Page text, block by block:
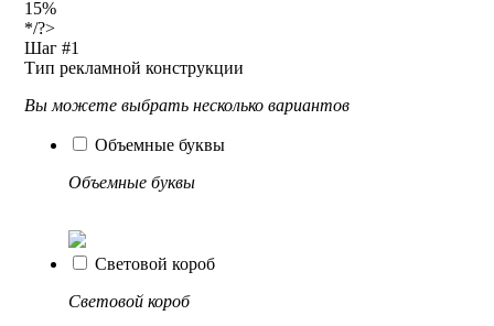
15%
*/?>
Шаг #1
Тип рекламной конструкции
Вы можете выбрать несколько вариантов
Объемные буквы
Объемные буквы
Световой короб
Световой короб